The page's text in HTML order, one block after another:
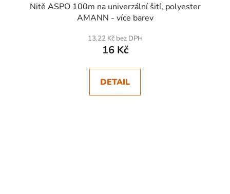
Nitě ASPO 100m na univerzální šití, polyester
AMANN - více barev
13,22 Kč bez DPH
16 Kč
DETAIL